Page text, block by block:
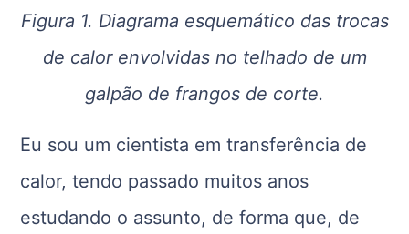
Figura 1. Diagrama esquemático das trocas
de calor envolvidas no telhado de um
galpão de frangos de corte.
Eu sou um cientista em transferência de
calor, tendo passado muitos anos
estudando o assunto, de forma que, de